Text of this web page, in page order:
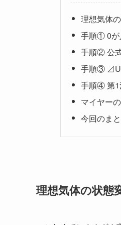
理想気体
手順① 0が
手順② 公
手順③ ⊿U
手順④ 第1
マイヤー
今回のま
理想気体の状態